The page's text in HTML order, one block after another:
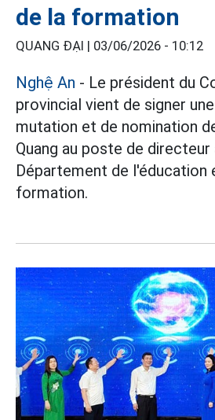
de la formation
QUANG ĐẠI | 03/06/2026 - 10:12
Nghệ An - Le président du
provincial vient de signer
mutation et de nomination
Quang au poste de directeur
Département de l'éducation
formation.